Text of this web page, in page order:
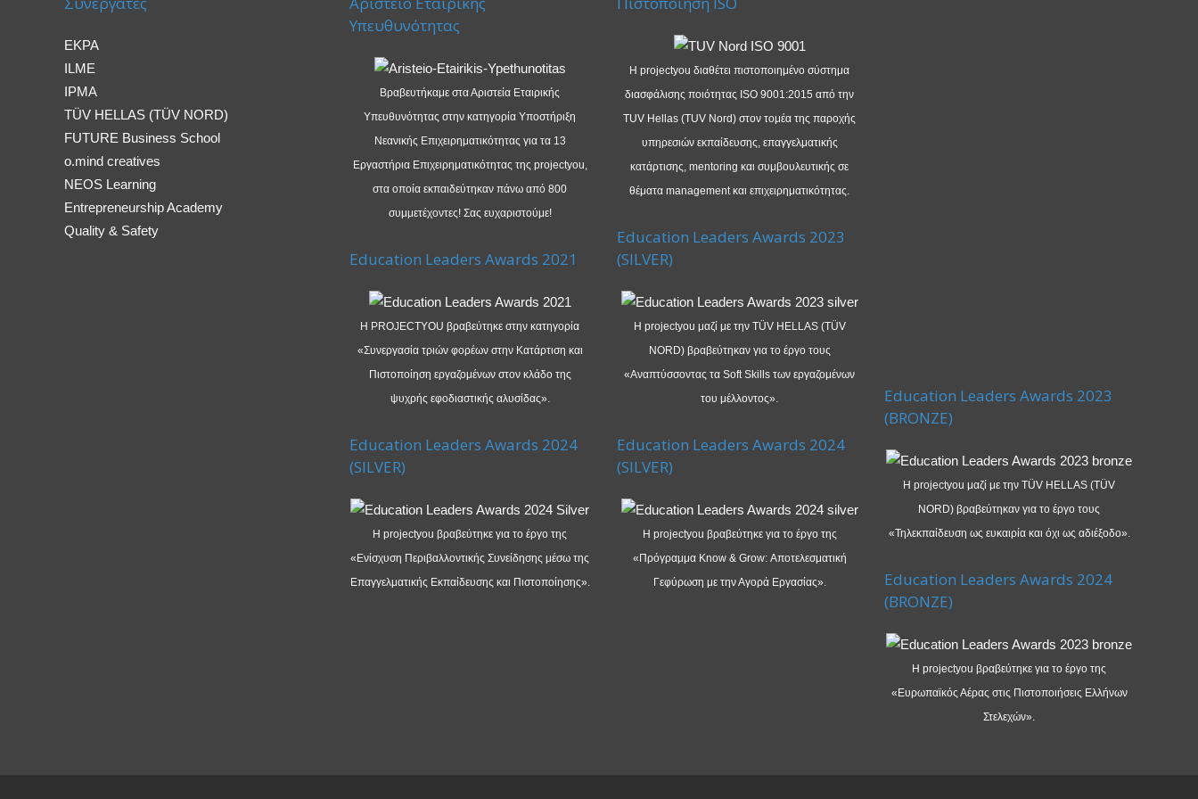
EKPA
ILME
IPMA
TÜV HELLAS (TÜV NORD)
FUTURE Business School
o.mind creatives
NEOS Learning
Entrepreneurship Academy
Quality & Safety
Υπευθυνότητας
Βραβευτήκαμε στα Αριστεία Εταιρικής
Υπευθυνότητας στην κατηγορία Υποστήριξη
Νεανικής Επιχειρηματικότητας για τα 13
Εργαστήρια Επιχειρηματικότητας της projectyou,
στα οποία εκπαιδεύτηκαν πάνω από 800
συμμετέχοντες! Σας ευχαριστούμε!
Education Leaders Awards 2021
Η PROJECTYOU βραβεύτηκε στην κατηγορία
«Συνεργασία τριών φορέων στην Κατάρτιση και
Πιστοποίηση εργαζομένων στον κλάδο της
ψυχρής εφοδιαστικής αλυσίδας».
Education Leaders Awards 2024
(SILVER)
Η projectyou βραβεύτηκε για το έργο της
«Ενίσχυση Περιβαλλοντικής Συνείδησης μέσω της
Επαγγελματικής Εκπαίδευσης και Πιστοποίησης».
Η projectyou διαθέτει πιστοποιημένο σύστημα
διασφάλισης ποιότητας ISO 9001:2015 από την
TUV Hellas (TUV Nord) στον τομέα της παροχής
υπηρεσιών εκπαίδευσης, επαγγελματικής
κατάρτισης, mentoring και συμβουλευτικής σε
θέματα management και επιχειρηματικότητας.
Education Leaders Awards 2023
(SILVER)
Η projectyou μαζί με την TÜV HELLAS (TÜV
NORD) βραβεύτηκαν για το έργο τους
«Αναπτύσσοντας τα Soft Skills των εργαζομένων
του μέλλοντος».
Education Leaders Awards 2024
(SILVER)
Η projectyou βραβεύτηκε για το έργο της
«Πρόγραμμα Know & Grow: Αποτελεσματική
Γεφύρωση με την Αγορά Εργασίας».
Education Leaders Awards 2023
(BRONZE)
Η projectyou μαζί με την TÜV HELLAS (TÜV
NORD) βραβεύτηκαν για το έργο τους
«Τηλεκπαίδευση ως ευκαιρία και όχι ως αδιέξοδο».
Education Leaders Awards 2024
(BRONZE)
Η projectyou βραβεύτηκε για το έργο της
«Ευρωπαϊκός Αέρας στις Πιστοποιήσεις Ελλήνων
Στελεχών».